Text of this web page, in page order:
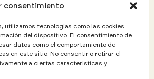
consentimiento
utilizamos tecnologías como las cookies
del dispositivo. El consentimiento de
datos como el comportamiento de
en este sitio. No consentir o retirar el
a ciertas características y